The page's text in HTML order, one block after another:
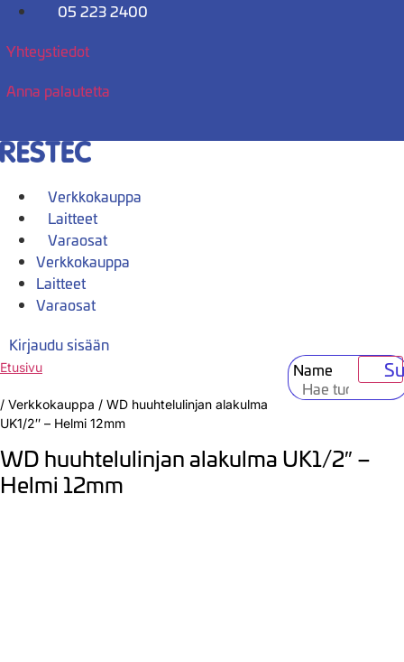
Mene
05 223 2400
Yhteystiedot
Anna palautetta
Verkkokauppa
Laitteet
Varaosat
Verkkokauppa
Laitteet
Varaosat
Kirjaudu sisään
Name
Etusivu
/ Verkkokauppa / WD huuhtelulinjan alakulma
UK1/2″ – Helmi 12mm
WD huuhtelulinjan alakulma UK1/2″ –
Helmi 12mm